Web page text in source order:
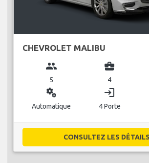
CHEVROLET MALIBU
group
5
business_center
4
miscellaneous_services
Automatique
login
4 Porte
CONSULTEZ LES